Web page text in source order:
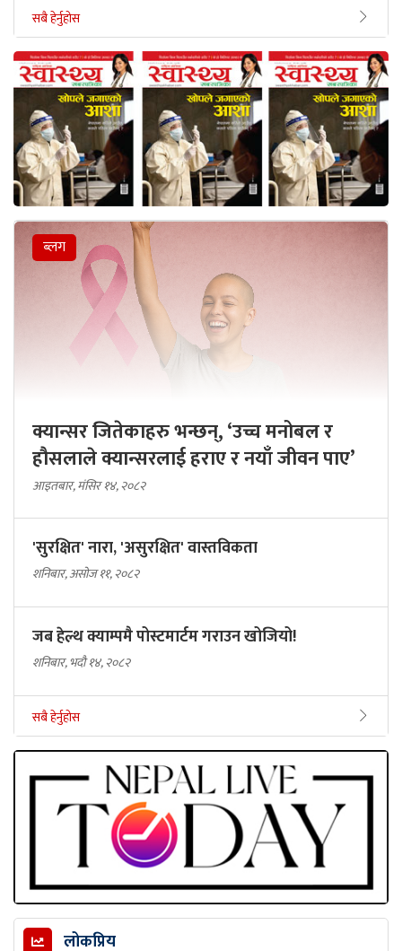
सबै हेर्नुहोस
ब्लग
क्यान्सर जितेकाहरु भन्छन्, ‘उच्च मनोबल र
हौसलाले क्यान्सरलाई हराए र नयाँ जीवन पाए’
आइतबार, मंसिर १४, २०८२
'सुरक्षित' नारा, 'असुरक्षित' वास्तविकता
शनिबार, असोज ११, २०८२
जब हेल्थ क्याम्पमै पोस्टमार्टम गराउन खोजियो!
शनिबार, भदौ १४, २०८२
सबै हेर्नुहोस
लोकप्रिय